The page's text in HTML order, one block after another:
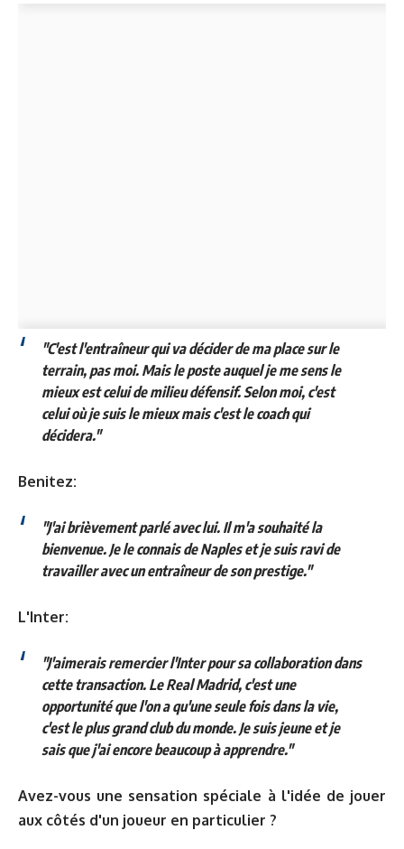
"C'est l'entraîneur qui va décider de ma place sur le
terrain, pas moi. Mais le poste auquel je me sens le
mieux est celui de milieu défensif. Selon moi, c'est
celui où je suis le mieux mais c'est le coach qui
décidera."
Benitez:
"J'ai brièvement parlé avec lui. Il m'a souhaité la
bienvenue. Je le connais de Naples et je suis ravi de
travailler avec un entraîneur de son prestige."
L'Inter:
"J'aimerais remercier l'Inter pour sa collaboration dans
cette transaction. Le Real Madrid, c'est une
opportunité que l'on a qu'une seule fois dans la vie,
c'est le plus grand club du monde. Je suis jeune et je
sais que j'ai encore beaucoup à apprendre."
Avez-vous une sensation spéciale à l'idée de jouer
aux côtés d'un joueur en particulier ?